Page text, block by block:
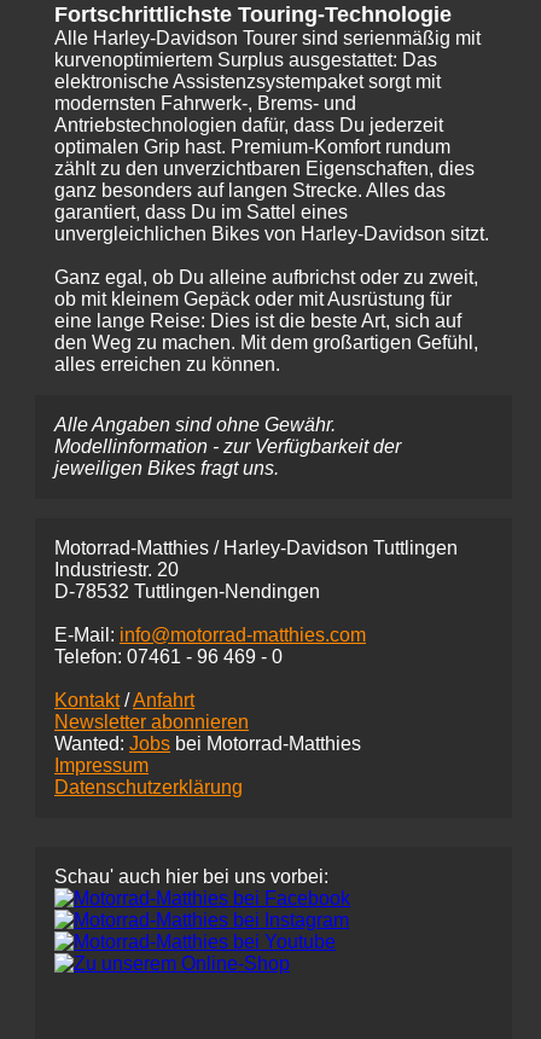
Fortschrittlichste Touring-Technologie
Alle Harley-Davidson Tourer sind serienmäßig mit
kurvenoptimiertem Surplus ausgestattet: Das
elektronische Assistenzsystempaket sorgt mit
modernsten Fahrwerk-, Brems- und
Antriebstechnologien dafür, dass Du jederzeit
optimalen Grip hast. Premium-Komfort rundum
zählt zu den unverzichtbaren Eigenschaften, dies
ganz besonders auf langen Strecke. Alles das
garantiert, dass Du im Sattel eines
unvergleichlichen Bikes von Harley-Davidson sitzt.
Ganz egal, ob Du alleine aufbrichst oder zu zweit,
ob mit kleinem Gepäck oder mit Ausrüstung für
eine lange Reise: Dies ist die beste Art, sich auf
den Weg zu machen. Mit dem großartigen Gefühl,
alles erreichen zu können.
Alle Angaben sind ohne Gewähr.
Modellinformation - zur Verfügbarkeit der
jeweiligen Bikes fragt uns.
Motorrad-Matthies / Harley-Davidson Tuttlingen
Industriestr. 20
D-78532 Tuttlingen-Nendingen
E-Mail: info@motorrad-matthies.com
Telefon: 07461 - 96 469 - 0
Kontakt/Anfahrt
Newsletter abonnieren
Wanted: Jobs bei Motorrad-Matthies
Impressum
Datenschutzerklärung
Schau' auch hier bei uns vorbei: